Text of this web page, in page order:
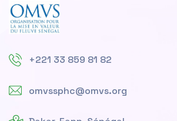
+221 33 859 81 82
omvssphc@omvs.org